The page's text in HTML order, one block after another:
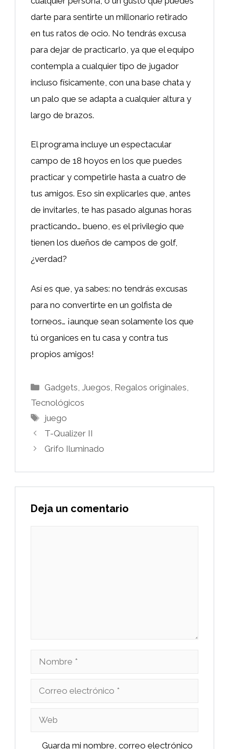
darte para sentirte un millonario retirado
en tus ratos de ocio. No tendrás excusa
para dejar de practicarlo, ya que el equipo
contempla a cualquier tipo de jugador
incluso físicamente, con una base chata y
un palo que se adapta a cualquier altura y
largo de brazos.
El programa incluye un espectacular
campo de 18 hoyos en los que puedes
practicar y competirle hasta a cuatro de
tus amigos. Eso sin explicarles que, antes
de invitarles, te has pasado algunas horas
practicando… bueno, es el privilegio que
tienen los dueños de campos de golf,
¿verdad?
Así es que, ya sabes: no tendrás excusas
para no convertirte en un golfista de
torneos… ¡aunque sean solamente los que
tú organices en tu casa y contra tus
propios amigos!
Categorías
Gadgets ,Juegos Regalos originales
Tecnológicos
Etiquetas
juego
T-Qualizer II
Grifo Iluminado
Deja un comentario
Nombre
Correo
Web
Guarda mi nombre, correo electrónico